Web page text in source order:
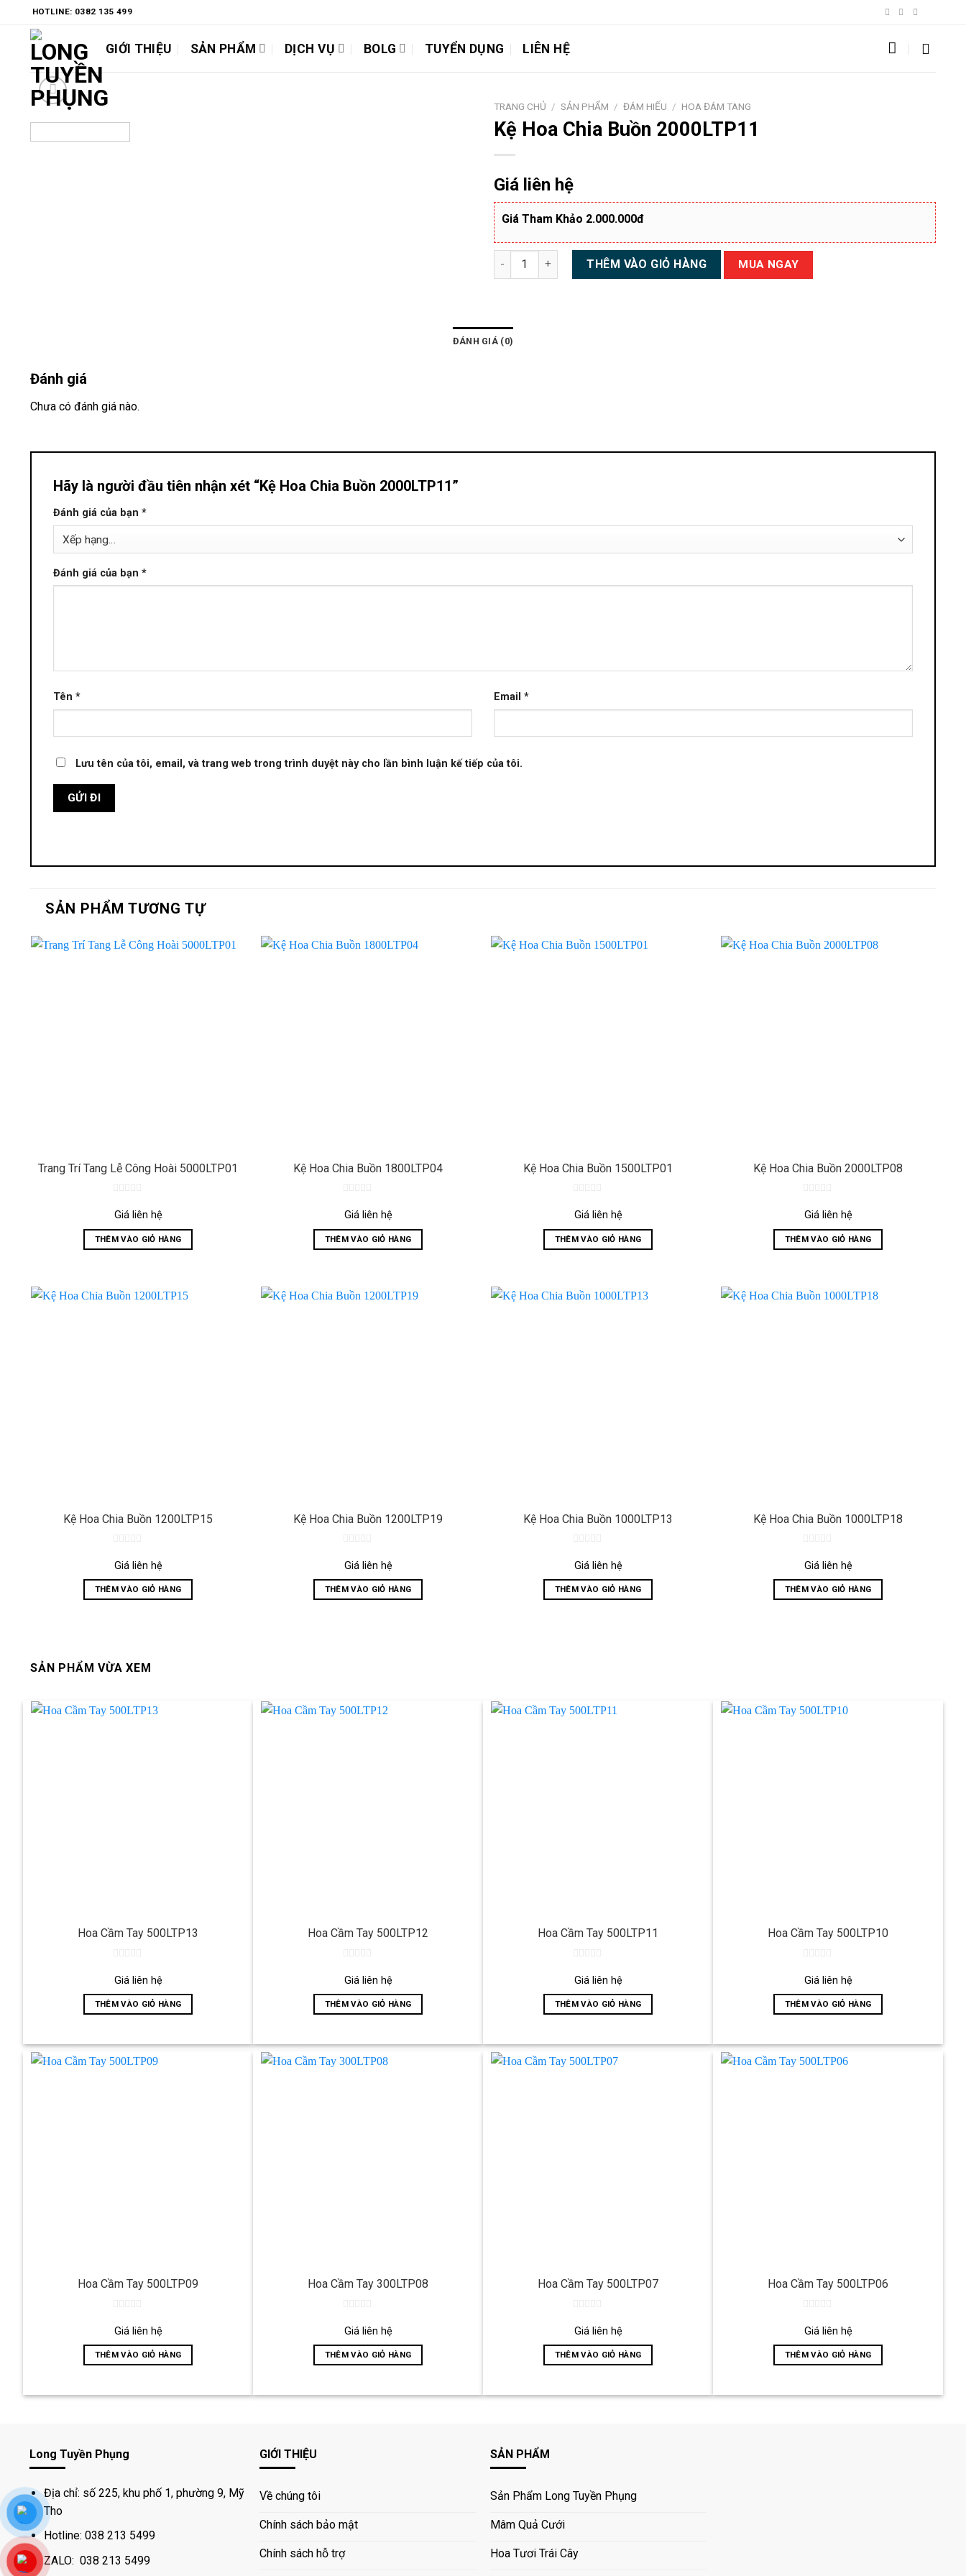
ChuyểnHOTLINE: 0382 135 499
GIỚI THIỆU SẢN PHẨM DỊCH VỤ BOLG TUYỂN DỤNG LIÊN HỆ
TRANG CHỦ / SẢN PHẨM / ĐÁM HIẾU / HOA ĐÁM TANG
Kệ Hoa Chia Buồn 2000LTP11
Giá liên hệ
Giá Tham Khảo 2.000.000đ
Kệ Hoa Chia Buồn 2000LTP11 số lượng
THÊM VÀO GIỎ HÀNG MUA NGAY
ĐÁNH GIÁ (0)
Đánh giá
Chưa có đánh giá nào.
Hãy là người đầu tiên nhận xét “Kệ Hoa Chia Buồn 2000LTP11”
Đánh giá của bạn *
Đánh giá của bạn *
Tên * Email *
Lưu tên của tôi, email, và trang web trong trình duyệt này cho lần bình luận kế tiếp của tôi.
SẢN PHẨM TƯƠNG TỰ
Trang Trí Tang Lễ Công Hoài 5000LTP01
out
5
Giá liên hệ
THÊM VÀO GIỎ HÀNG
Kệ Hoa Chia Buồn 1800LTP04
out
5
Giá liên hệ
THÊM VÀO GIỎ HÀNG
Kệ Hoa Chia Buồn 1500LTP01
out
5
Giá liên hệ
THÊM VÀO GIỎ HÀNG
Kệ Hoa Chia Buồn 2000LTP08
out
5
Giá liên hệ
THÊM VÀO GIỎ HÀNG
Kệ Hoa Chia Buồn 1200LTP15
out
5
Giá liên hệ
THÊM VÀO GIỎ HÀNG
Kệ Hoa Chia Buồn 1200LTP19
out
5
Giá liên hệ
THÊM VÀO GIỎ HÀNG
Kệ Hoa Chia Buồn 1000LTP13
out
5
Giá liên hệ
THÊM VÀO GIỎ HÀNG
Kệ Hoa Chia Buồn 1000LTP18
out
5
Giá liên hệ
THÊM VÀO GIỎ HÀNG
SẢN PHẨM VỪA XEM
Hoa Cầm Tay 500LTP13
out
5
Giá liên hệ
THÊM VÀO GIỎ HÀNG
Hoa Cầm Tay 500LTP12
out
5
Giá liên hệ
THÊM VÀO GIỎ HÀNG
Hoa Cầm Tay 500LTP11
out
5
Giá liên hệ
THÊM VÀO GIỎ HÀNG
Hoa Cầm Tay 500LTP10
out
5
Giá liên hệ
THÊM VÀO GIỎ HÀNG
Hoa Cầm Tay 500LTP09
out
5
Giá liên hệ
THÊM VÀO GIỎ HÀNG
Hoa Cầm Tay 300LTP08
out
5
Giá liên hệ
THÊM VÀO GIỎ HÀNG
Hoa Cầm Tay 500LTP07
out
5
Giá liên hệ
THÊM VÀO GIỎ HÀNG
Hoa Cầm Tay 500LTP06
out
5
Giá liên hệ
THÊM VÀO GIỎ HÀNG
Long Tuyền Phụng
Địa chỉ: số 225, khu phố 1, phường 9, Mỹ
Tho
Hotline: 038 213 5499
ZALO: 038 213 5499
GIỚI THIỆU
Về chúng tôi
Chính sách bảo mật
Chính sách hỗ trợ
SẢN PHẨM
Sản Phẩm Long Tuyền Phụng
Mâm Quả Cưới
Hoa Tươi Trái Cây